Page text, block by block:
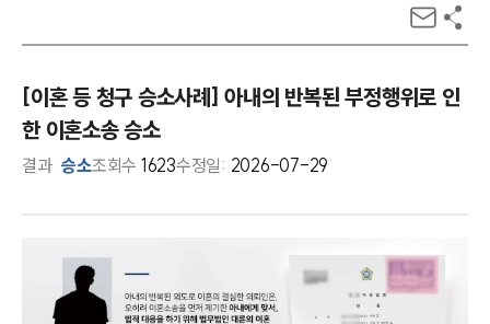
[이혼 등 청구 승소사례] 아내의 반복된 부정행위로 인
한 이혼소송 승소
결과 승소조회수 1623수정일: 2026-07-29